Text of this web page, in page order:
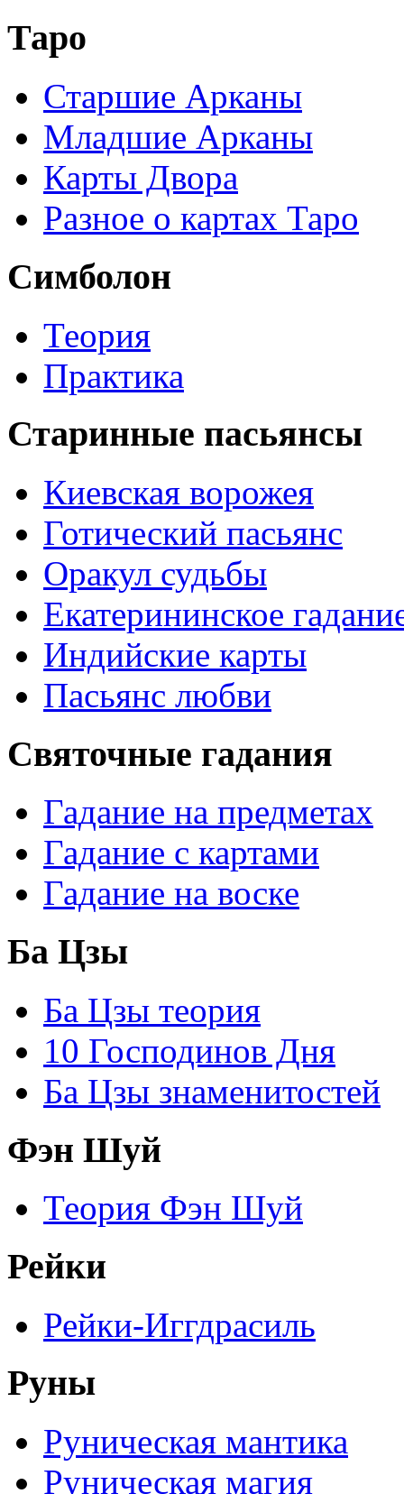
Таро
Старшие Арканы
Младшие Арканы
Карты Двора
Разное о картах Таро
Симболон
Теория
Практика
Старинные пасьянсы
Киевская ворожея
Готический пасьянс
Оракул судьбы
Екатерининское
Индийские карты
Пасьянс любви
Святочные гадания
Гадание на предметах
Гадание с картами
Гадание на воске
Ба Цзы
Ба Цзы теория
10 Господинов Дня
Ба Цзы знаменитостей
Фэн Шуй
Теория Фэн Шуй
Рейки
Рейки-Иггдрасиль
Руны
Руническая мантика
Руническая магия